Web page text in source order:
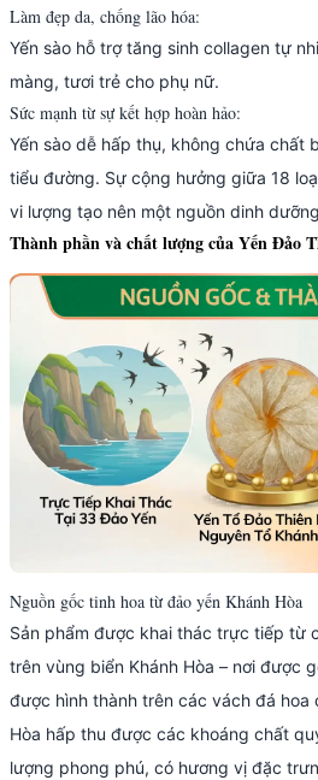
Làm đẹp da, chống lão hóa:
Yến sào hỗ trợ tăng sinh collagen tự
màng, tươi trẻ cho phụ nữ.
Sức mạnh từ sự kết hợp hoàn hảo:
Yến sào dễ hấp thụ, không chứa chất
tiểu đường. Sự cộng hưởng giữa 18
vi lượng tạo nên một nguồn dinh
Thành phần và chất lượng của Yến Đảo
Nguồn gốc tinh hoa từ đảo yến Khánh Hòa
Sản phẩm được khai thác trực tiếp từ
trên vùng biển Khánh Hòa – nơi được
được hình thành trên các vách đá hoa
Hòa hấp thu được các khoáng chất
lượng phong phú, có hương vị đặc